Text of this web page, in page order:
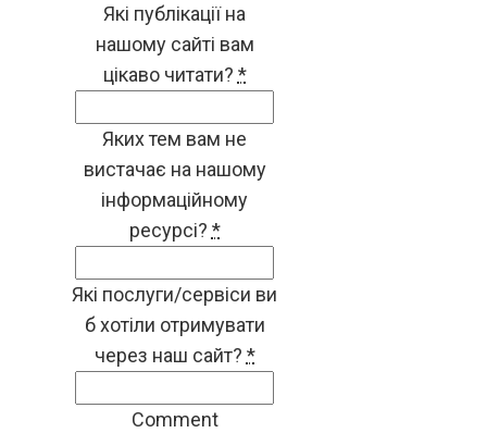
Які публікації на
нашому сайті вам
цікаво читати? *
Яких тем вам не
вистачає на нашому
інформаційному
ресурсі? *
Які послуги/сервіси ви
б хотіли отримувати
через наш сайт? *
Comment